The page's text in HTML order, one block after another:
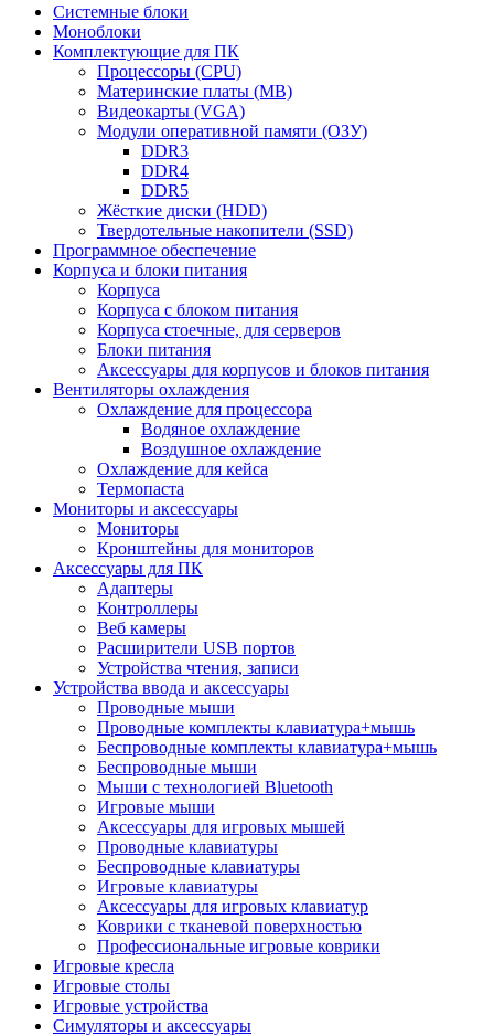
Системные блоки
Моноблоки
Комплектующие для ПК
Процессоры (CPU)
Материнские платы (MB)
Видеокарты (VGA)
Модули оперативной памяти (ОЗУ)
DDR3
DDR4
DDR5
Жёсткие диски (HDD)
Твердотельные накопители (SSD)
Программное обеспечение
Корпуса и блоки питания
Корпуса
Корпуса с блоком питания
Корпуса стоечные, для серверов
Блоки питания
Аксессуары для корпусов и блоков питания
Вентиляторы охлаждения
Охлаждение для процессора
Водяное охлаждение
Воздушное охлаждение
Охлаждение для кейса
Термопаста
Мониторы и аксессуары
Мониторы
Кронштейны для мониторов
Аксессуары для ПК
Адаптеры
Контроллеры
Веб камеры
Расширители USB портов
Устройства чтения, записи
Устройства ввода и аксессуары
Проводные мыши
Проводные комплекты клавиатура+мышь
Беспроводные комплекты клавиатура+мышь
Беспроводные мыши
Мыши с технологией Bluetooth
Игровые мыши
Аксессуары для игровых мышей
Проводные клавиатуры
Беспроводные клавиатуры
Игровые клавиатуры
Аксессуары для игровых клавиатур
Коврики с тканевой поверхностью
Профессиональные игровые коврики
Игровые кресла
Игровые столы
Игровые устройства
Симуляторы и аксессуары